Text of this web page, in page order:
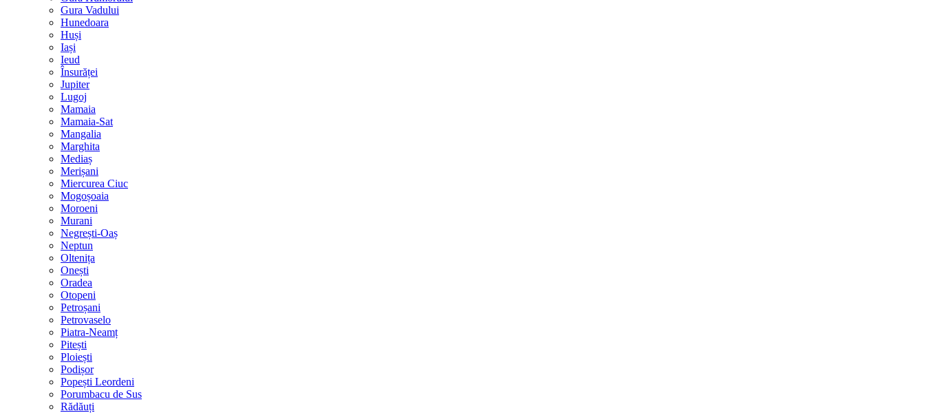
Gura Vadului
Hunedoara
Huși
Iași
Ieud
Însurăței
Jupiter
Lugoj
Mamaia
Mamaia-Sat
Mangalia
Marghita
Mediaș
Merișani
Miercurea Ciuc
Mogoșoaia
Moroeni
Murani
Negrești-Oaș
Neptun
Oltenița
Onești
Oradea
Otopeni
Petroșani
Petrovaselo
Piatra-Neamț
Pitești
Ploiești
Podișor
Popești Leordeni
Porumbacu de Sus
Rădăuți